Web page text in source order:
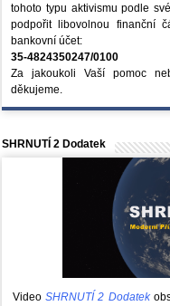
tohoto typu aktivismu podle
podpořit libovolnou finanční
bankovní účet:
35-4824350247/0100
Za jakoukoli Vaší pomoc
děkujeme.
SHRNUTÍ 2 Dodatek
VideoSHRNUTÍ 2 Dodatek